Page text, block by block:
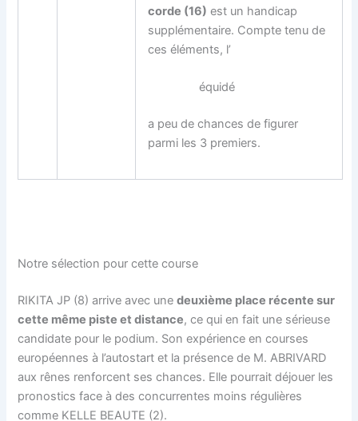
corde (16) est un handicap
supplémentaire. Compte tenu de
ces éléments, l’
équidé
a peu de chances de figurer
parmi les 3 premiers.
Notre sélection pour cette course
RIKITA JP (8) arrive avec unedeuxième place récente sur
cette même piste et distance, ce qui en fait une sérieuse
candidate pour le podium. Son expérience en courses
européennes à l’autostart et la présence de M. ABRIVARD
aux rênes renforcent ses chances. Elle pourrait déjouer les
pronostics face à des concurrentes moins régulières
comme KELLE BEAUTE (2).